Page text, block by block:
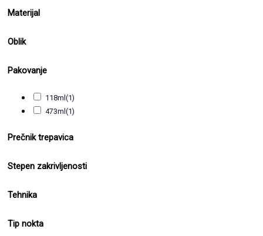
Materijal
Oblik
Pakovanje
118ml (1)
473ml (1)
Prečnik trepavica
Stepen zakrivljenosti
Tehnika
Tip nokta